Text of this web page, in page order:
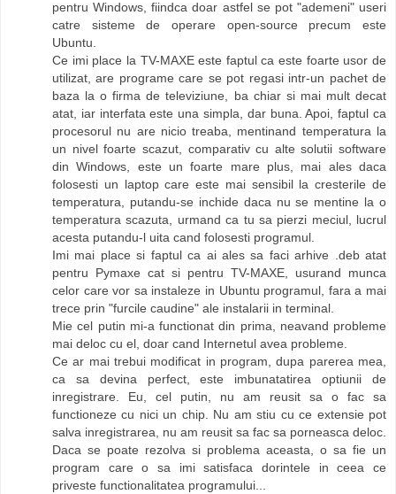
pentru Windows, fiindca doar astfel se pot "ademeni" useri
catre sisteme de operare open-source precum este
Ubuntu.
Ce imi place la TV-MAXE este faptul ca este foarte usor de
utilizat, are programe care se pot regasi intr-un pachet de
baza la o firma de televiziune, ba chiar si mai mult decat
atat, iar interfata este una simpla, dar buna. Apoi, faptul ca
procesorul nu are nicio treaba, mentinand temperatura la
un nivel foarte scazut, comparativ cu alte solutii software
din Windows, este un foarte mare plus, mai ales daca
folosesti un laptop care este mai sensibil la cresterile de
temperatura, putandu-se inchide daca nu se mentine la o
temperatura scazuta, urmand ca tu sa pierzi meciul, lucrul
acesta putandu-l uita cand folosesti programul.
Imi mai place si faptul ca ai ales sa faci arhive .deb atat
pentru Pymaxe cat si pentru TV-MAXE, usurand munca
celor care vor sa instaleze in Ubuntu programul, fara a mai
trece prin "furcile caudine" ale instalarii in terminal.
Mie cel putin mi-a functionat din prima, neavand probleme
mai deloc cu el, doar cand Internetul avea probleme.
Ce ar mai trebui modificat in program, dupa parerea mea,
ca sa devina perfect, este imbunatatirea optiunii de
inregistrare. Eu, cel putin, nu am reusit sa o fac sa
functioneze cu nici un chip. Nu am stiu cu ce extensie pot
salva inregistrarea, nu am reusit sa fac sa porneasca deloc.
Daca se poate rezolva si problema aceasta, o sa fie un
program care o sa imi satisfaca dorintele in ceea ce
priveste functionalitatea programului...